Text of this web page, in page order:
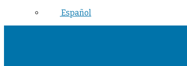
Español